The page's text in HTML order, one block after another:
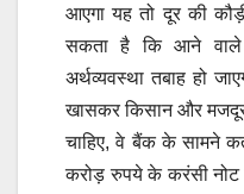
आएगा यह तो दूर की
सकता है कि आने
अर्थव्यवस्था तबाह हो
खासकर किसान और
चाहिए, वे बैंक के सामने
करोड़ रुपये के करंसी